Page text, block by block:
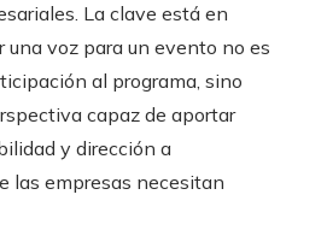
La clave está en
una voz para un evento no es
al programa, sino
capaz de aportar
y dirección a
las empresas necesitan